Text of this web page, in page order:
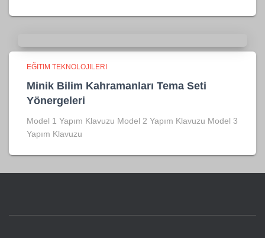
EĞITIM TEKNOLOJILERI
Minik Bilim Kahramanları Tema Seti
Yönergeleri
Model 1 Yapım Klavuzu Model 2 Yapım Klavuzu Model 3
Yapım Klavuzu